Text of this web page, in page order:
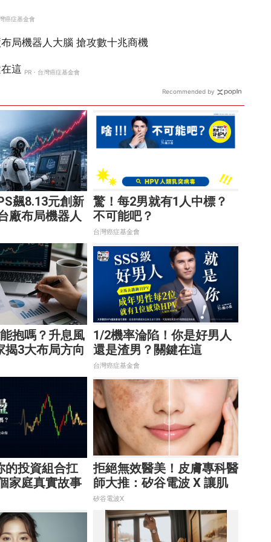
飆8.13元創新
廠布局機器人
驚！每2男就有1人中標？
不可能吧？
台灣癌症基金會
抱嗎？升息風
揭3大布局方向
1/2機率淪陷！你是好男人
還是渣男？關鍵在這
台灣癌症基金會
的投資組合扛
家庭真實故事
拒絕無效醫美！皮膚專科醫
師大推：矽谷電波 X 讓肌
膚由內而外更強韌
矽谷電波X
Recommended by